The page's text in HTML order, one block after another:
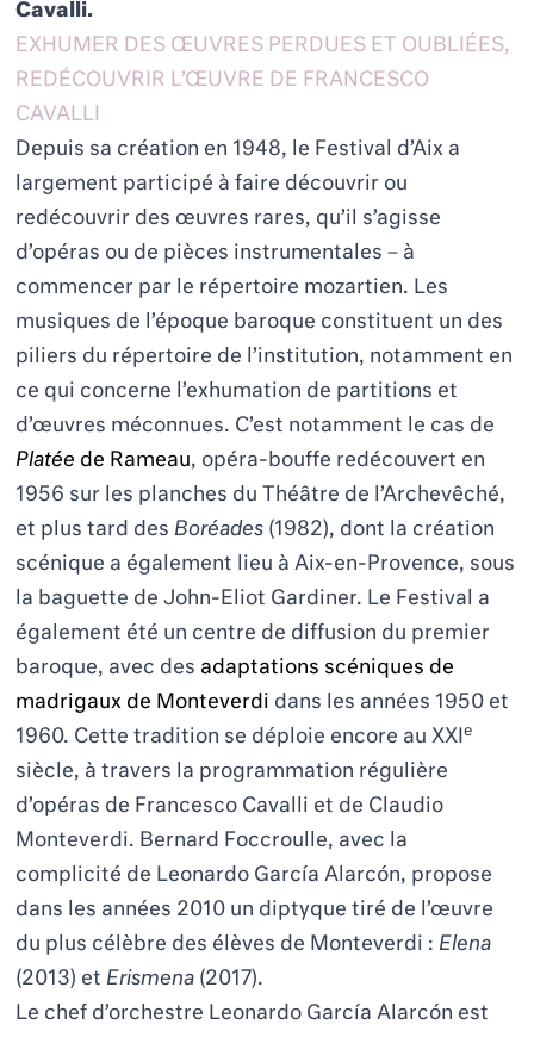
Cavalli.
EXHUMER DES ŒUVRES PERDUES ET OUBLIÉES,
REDÉCOUVRIR L’ŒUVRE DE FRANCESCO
CAVALLI
Depuis sa création en 1948, le Festival d’Aix a
largement participé à faire découvrir ou
redécouvrir des œuvres rares, qu’il s’agisse
d’opéras ou de pièces instrumentales – à
commencer par le répertoire mozartien. Les
musiques de l’époque baroque constituent un des
piliers du répertoire de l’institution, notamment en
ce qui concerne l’exhumation de partitions et
d’œuvres méconnues. C’est notamment le cas de
Platée de Rameau, opéra-bouffe redécouvert en
1956 sur les planches du Théâtre de l’Archevêché,
et plus tard des Boréades (1982), dont la création
scénique a également lieu à Aix-en-Provence, sous
la baguette de John-Eliot Gardiner. Le Festival a
également été un centre de diffusion du premier
baroque, avec des adaptations scéniques de
madrigaux de Monteverdi dans les années 1950 et
1960. Cette tradition se déploie encore au XXIe
siècle, à travers la programmation régulière
d’opéras de Francesco Cavalli et de Claudio
Monteverdi. Bernard Foccroulle, avec la
complicité de Leonardo García Alarcón, propose
dans les années 2010 un diptyque tiré de l’œuvre
du plus célèbre des élèves de Monteverdi : Elena
(2013) et Erismena (2017).
Le chef d’orchestre Leonardo García Alarcón est